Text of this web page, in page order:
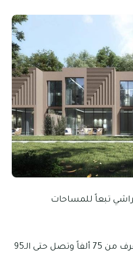
تبعاً للمساحات
تبدأ إيجار الفلل ذات الثلاث غرف من 75 ألفاً وتصل حتى الـ95